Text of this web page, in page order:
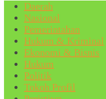
Daerah
Nasional
Pemerintahan
Hukum & Kriminal
Ekonomi & Bisnis
Hukum
Politik
Tokoh Profil